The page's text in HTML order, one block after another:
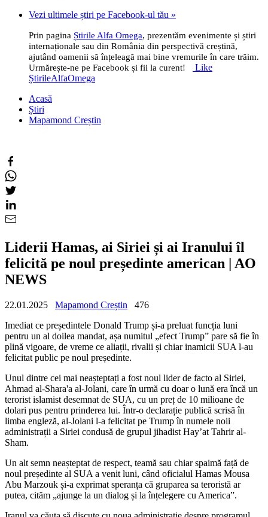
Vezi ultimele știri pe Facebook-ul tău »
Prin pagina Știrile Alfa Omega, prezentăm evenimente și știri
internaționale sau din România din perspectivă creștină,
ajutând oamenii să înțeleagă mai bine vremurile în care trăim.
Urmărește-ne pe Facebook și fii la curent!
Like
ȘtirileAlfaOmega
Acasă
Știri
Mapamond Creștin
Liderii Hamas, ai Siriei și ai Iranului îl
felicită pe noul președinte american | AO
NEWS
22.01.2025 Mapamond Creștin
476
Imediat ce președintele Donald Trump și-a preluat funcția luni
pentru un al doilea mandat, așa numitul „efect Trump” pare să fie în
plină vigoare, de vreme ce aliații, rivalii și chiar inamicii SUA l-au
felicitat public pe noul președinte.
Unul dintre cei mai neașteptați a fost noul lider de facto al Siriei,
Ahmad al-Shara'a al-Jolani, care în urmă cu doar o lună era încă un
terorist islamist desemnat de SUA, cu un preț de 10 milioane de
dolari pus pentru prinderea lui. Într-o declarație publică scrisă în
limba engleză, al-Jolani l-a felicitat pe Trump în numele noii
administrații a Siriei condusă de grupul jihadist Hay’at Tahrir al-
Sham.
Un alt semn neașteptat de respect, teamă sau chiar spaimă față de
noul președinte al SUA a venit luni, când oficialul Hamas Mousa
Abu Marzouk și-a exprimat speranța că gruparea sa teroristă ar
putea, cităm „ajunge la un dialog și la înțelegere cu America”.